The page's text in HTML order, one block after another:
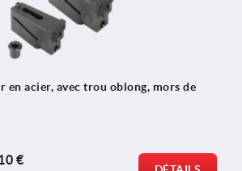
en acier, avec trou oblong, mors de
€